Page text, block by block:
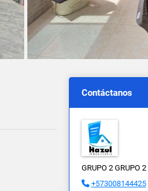
Contáctanos
GRUPO 2 GRUPO 2
+573008144425